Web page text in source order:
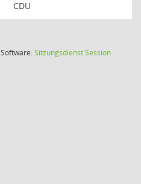
CDU
Software:SitzungsdienstSession(Wird in